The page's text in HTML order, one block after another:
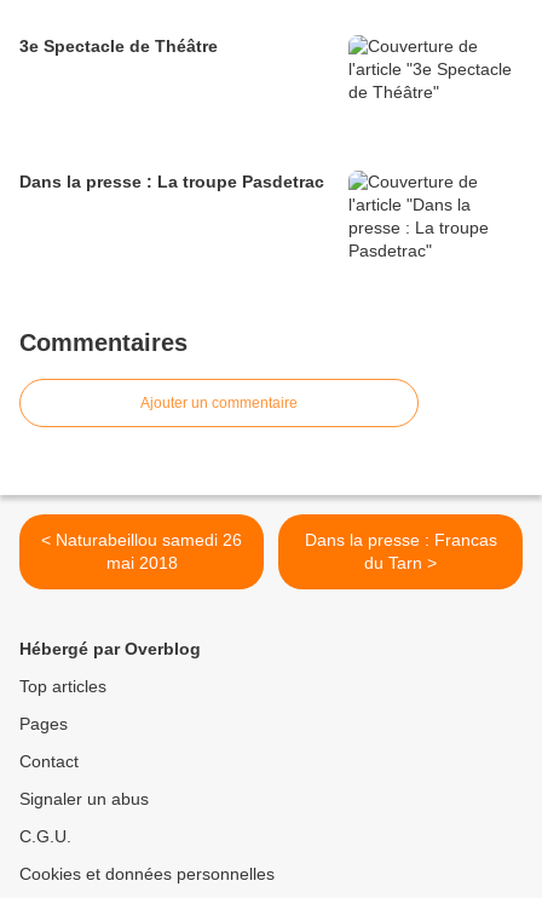
3e Spectacle de Théâtre
Dans la presse : La troupe Pasdetrac
Commentaires
Ajouter un commentaire
< Naturabeillou samedi 26
mai 2018
Dans la presse : Francas
du Tarn >
Hébergé par Overblog
Top articles
Pages
Contact
Signaler un abus
C.G.U.
Cookies et données personnelles